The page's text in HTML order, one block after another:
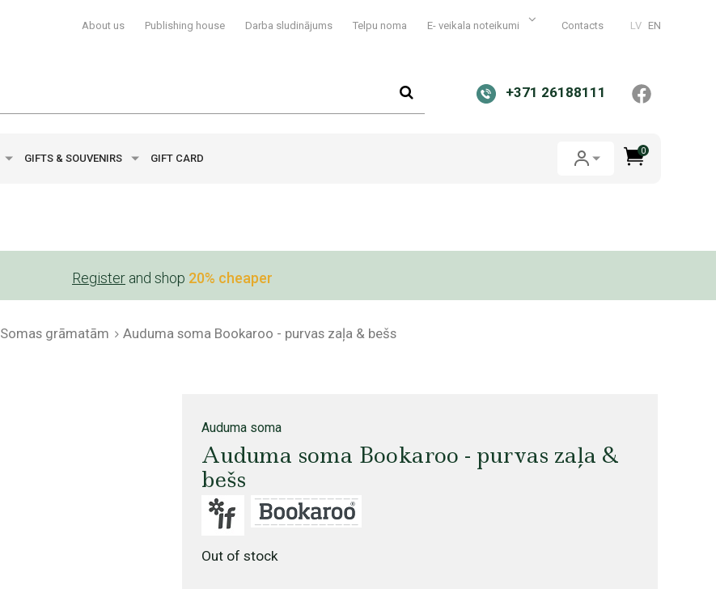
About us Publishing house Darba sludinājums Telpu noma E- veikala noteikumi Contacts LV EN
+371 26188111
GIFTS & SOUVENIRS GIFT CARD
0
Register and shop 20% cheaper
Somas grāmatām Auduma soma Bookaroo - purvas zaļa & bešs
Auduma soma
Auduma soma Bookaroo - purvas zaļa &
bešs
Out of stock